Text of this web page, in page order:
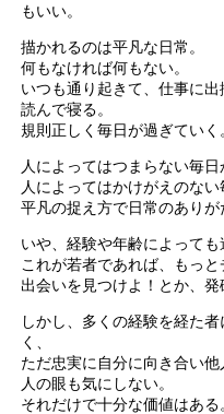
もいい。
描かれるのは平凡な日常。
何もなければ何もない。
いつも通り起きて、仕事に
読んで寝る。
規則正しく毎日が過ぎていく
人によってはつまらない毎日
人によってはかけがえのない
平凡の捉え方で日常のありが
いや、経験や年齢によっても
これが若者であれば、もっと
出会いを見つけよ！とか、発
しかし、多くの経験を経た
く、
ただ忠実に自分に向き合い他
人の眼も気にしない。
それだけで十分な価値はある